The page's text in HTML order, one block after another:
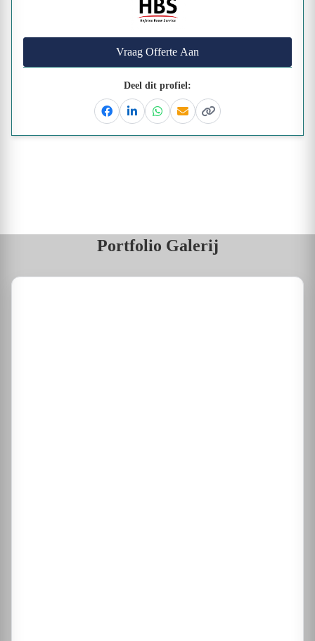
Vraag Offerte Aan
Deel dit profiel:
FacebookLinkedinWhatsapp
EmailKopieer link
Portfolio Galerij